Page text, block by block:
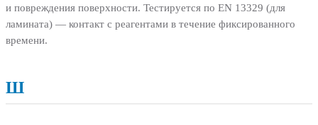
и повреждения поверхности. Тестируется по EN 13329 (для
ламината) — контакт с реагентами в течение фиксированного
времени.
Ш